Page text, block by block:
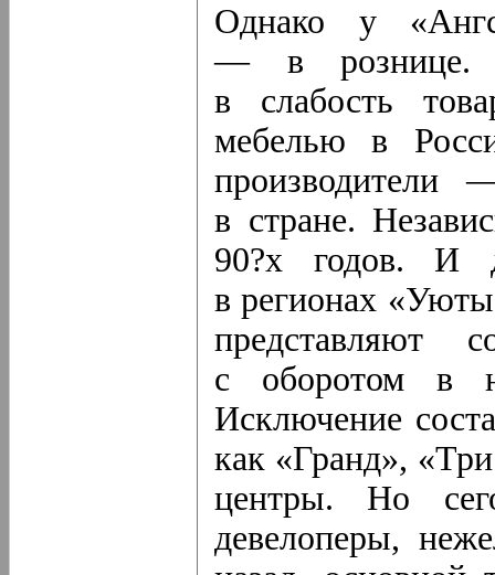
Однако у
— в рознице.
в слабость
мебелью в
производители
в стране.
90?х годов. И
в регионах
представляют
с оборотом в
Исключение
как «Гранд»,
центры. Но
девелоперы,